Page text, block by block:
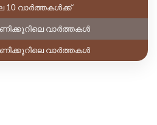
10 വാർത്തകൾക്ക്
വാർത്തകൾ
വാർത്തകൾ